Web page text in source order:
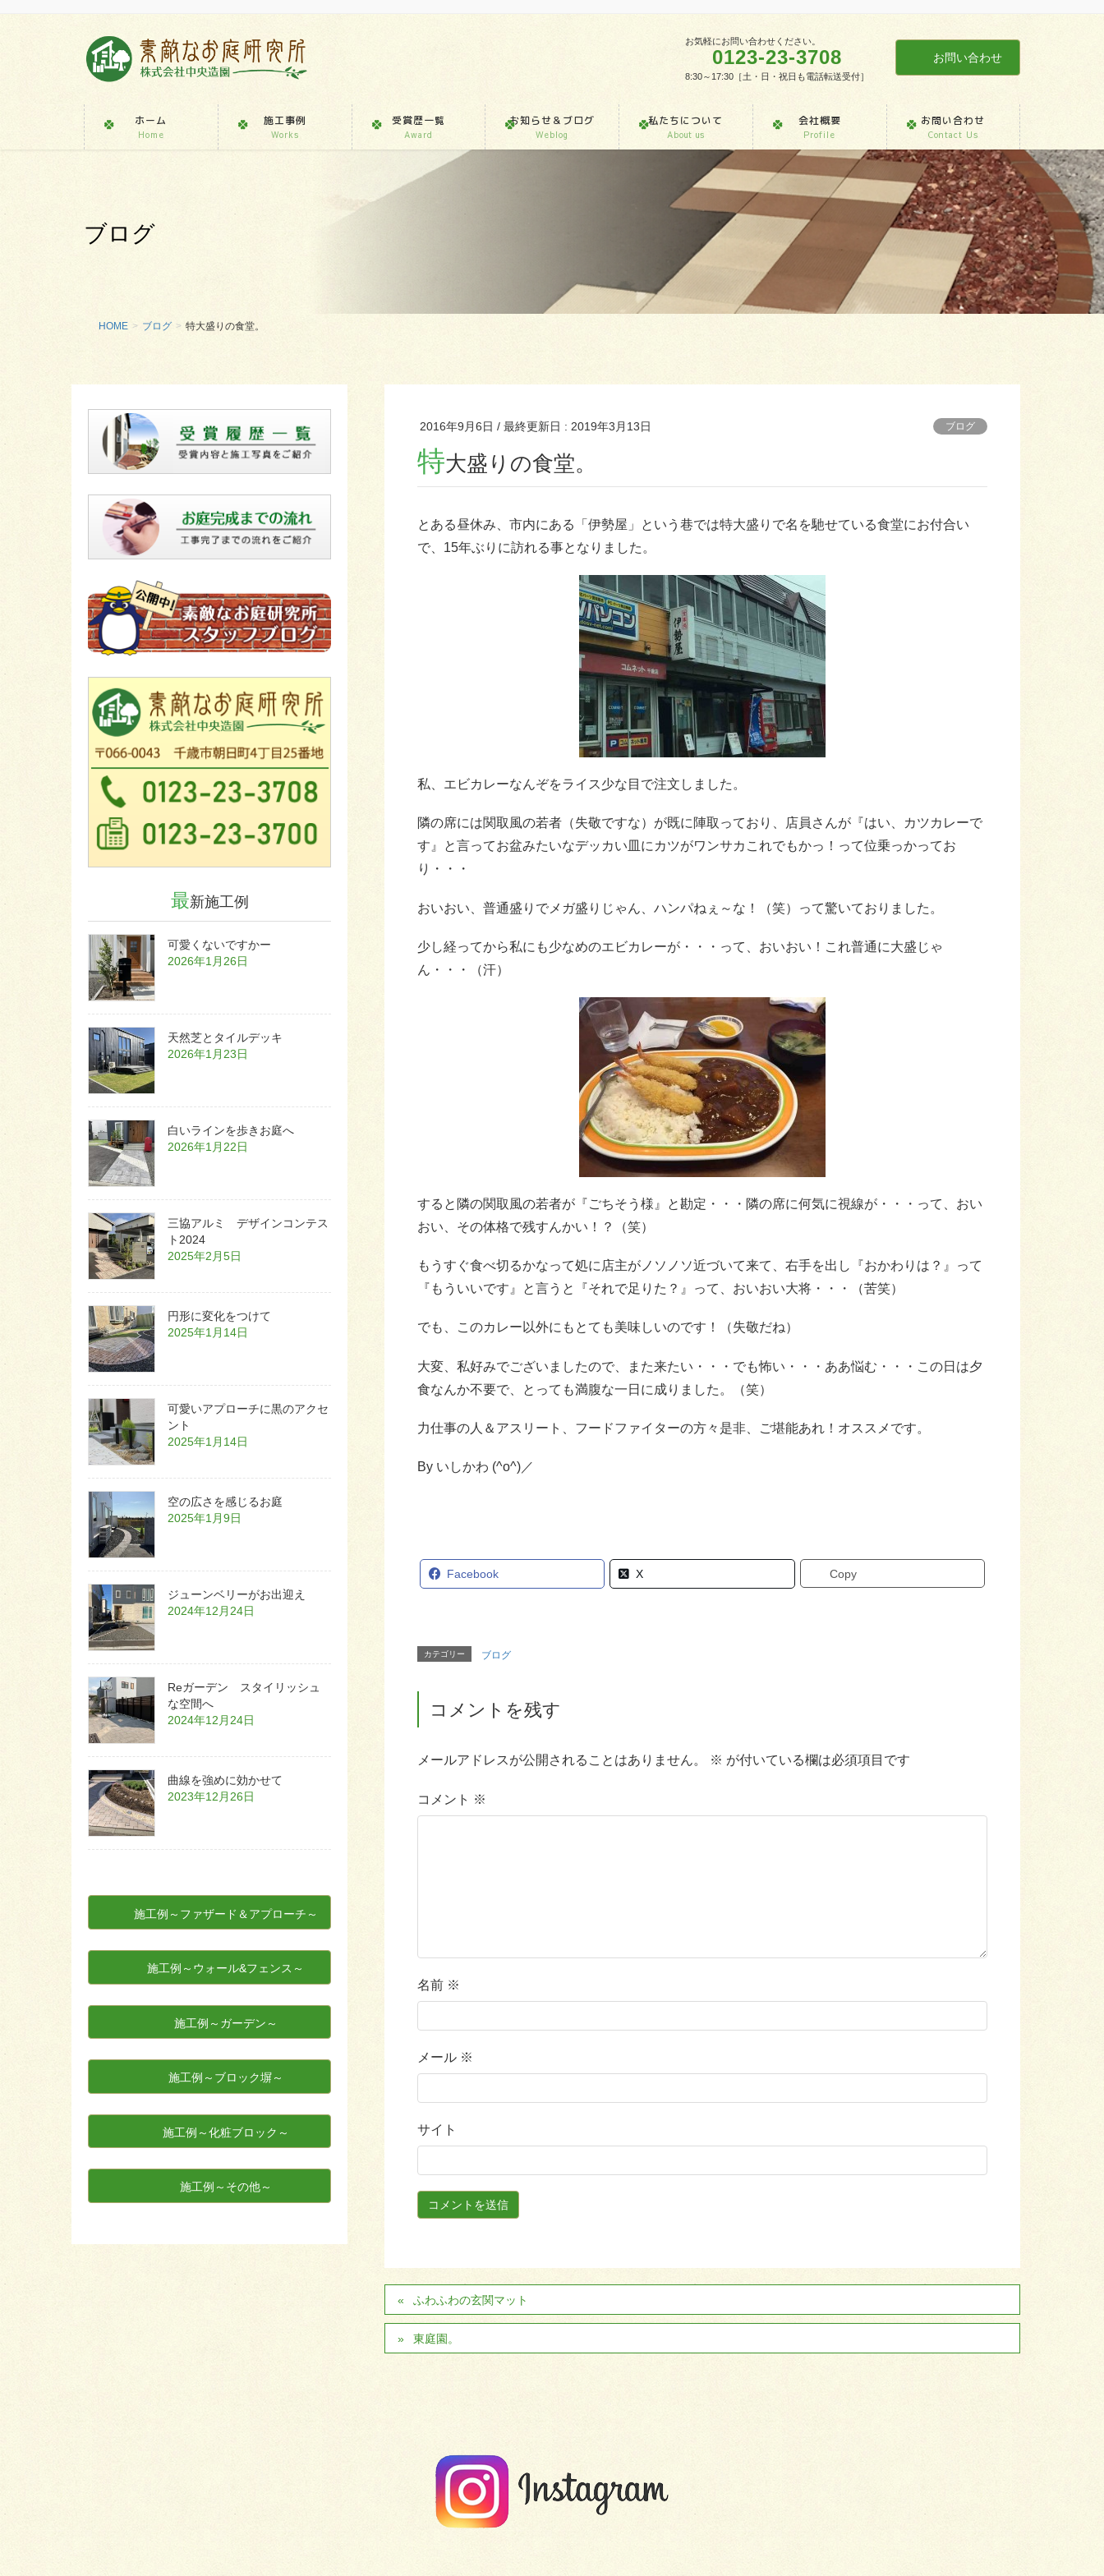
お気軽にお問い合わせください。
0123-23-3708
8:30～17:30［土・日・祝日も電話転送受付］
お問い合わせ
ホーム
Home
施工事例
Works
受賞歴一覧
Award
お知らせ＆ブログ
Weblog
私たちについて
About us
会社概要
Profile
お問い合わせ
Contact Us
ブログ
HOME ブログ 特大盛りの食堂。
2016年9月6日 / 最終更新日 : 2019年3月13日 ブログ
特大盛りの食堂。
とある昼休み、市内にある「伊勢屋」という巷では特大盛りで名を馳せている食堂にお付合い
で、15年ぶりに訪れる事となりました。
私、エビカレーなんぞをライス少な目で注文しました。
隣の席には関取風の若者（失敬ですな）が既に陣取っており、店員さんが『はい、カツカレーで
す』と言ってお盆みたいなデッカい皿にカツがワンサカこれでもかっ！って位乗っかってお
り・・・
おいおい、普通盛りでメガ盛りじゃん、ハンパねぇ～な！（笑）って驚いておりました。
少し経ってから私にも少なめのエビカレーが・・・って、おいおい！これ普通に大盛じゃ
ん・・・（汗）
すると隣の関取風の若者が『ごちそう様』と勘定・・・隣の席に何気に視線が・・・って、おい
おい、その体格で残すんかい！？（笑）
もうすぐ食べ切るかなって処に店主がノソノソ近づいて来て、右手を出し『おかわりは？』って
『もういいです』と言うと『それで足りた？』って、おいおい大将・・・（苦笑）
でも、このカレー以外にもとても美味しいのです！（失敬だね）
大変、私好みでございましたので、また来たい・・・でも怖い・・・ああ悩む・・・この日は夕
食なんか不要で、とっても満腹な一日に成りました。（笑）
力仕事の人＆アスリート、フードファイターの方々是非、ご堪能あれ！オススメです。
By いしかわ (^o^)／
Facebook X Copy
カテゴリー ブログ
コメントを残す
メールアドレスが公開されることはありません。 ※ が付いている欄は必須項目です
コメント ※
名前 ※
メール ※
サイト
ふわふわの玄関マット
東庭園。
最新施工例
可愛くないですかー
2026年1月26日
天然芝とタイルデッキ
2026年1月23日
白いラインを歩きお庭へ
2026年1月22日
三協アルミ デザインコンテス
ト2024
2025年2月5日
円形に変化をつけて
2025年1月14日
可愛いアプローチに黒のアクセ
ント
2025年1月14日
空の広さを感じるお庭
2025年1月9日
ジューンベリーがお出迎え
2024年12月24日
Reガーデン スタイリッシュ
な空間へ
2024年12月24日
曲線を強めに効かせて
2023年12月26日
施工例～ファザード＆アプローチ～
施工例～ウォール&フェンス～
施工例～ガーデン～
施工例～ブロック塀～
施工例～化粧ブロック～
施工例～その他～